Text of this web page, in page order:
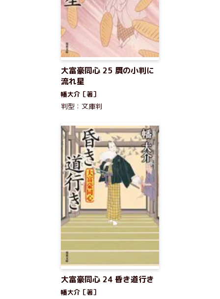
大富豪同心 25 贋の小判に
流れ星
幡大介［著］
判型：文庫判
大富豪同心 24 昏き道行き
幡大介［著］